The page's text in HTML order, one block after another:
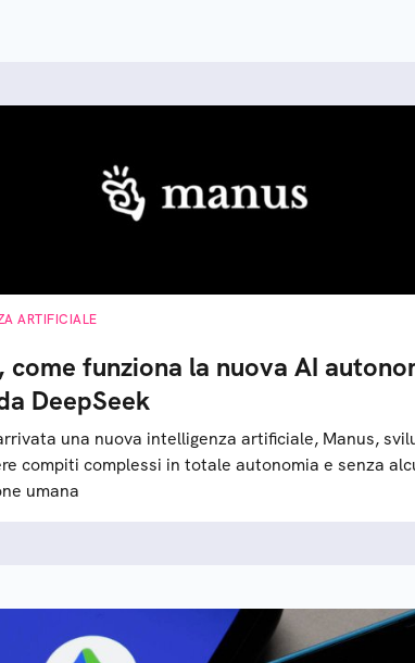
ARTIFICIALE
come funziona la nuova AI
DeepSeek
una nuova intelligenza artificiale, Manus,
compiti complessi in totale autonomia e senza
umana